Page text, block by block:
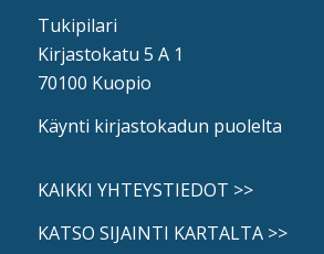
Tukipilari
Kirjastokatu 5 A 1
70100 Kuopio
Käynti kirjastokadun puolelta
KAIKKI YHTEYSTIEDOT >>
KATSO SIJAINTI KARTALTA >>